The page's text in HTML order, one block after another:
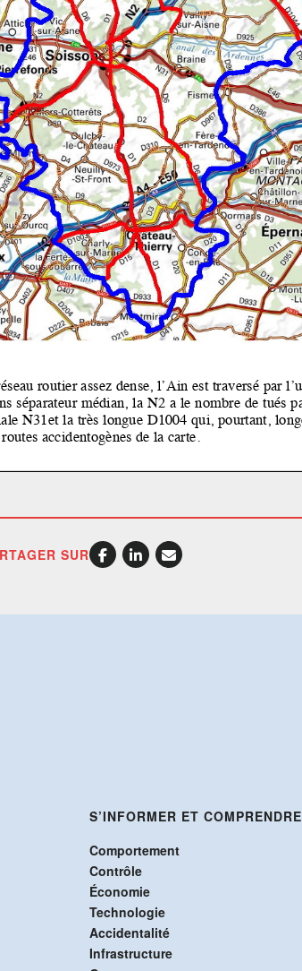
SUR
S’INFORMER ET COMPRENDRE
Comportement
Contrôle
Économie
Technologie
Accidentalité
Infrastructure